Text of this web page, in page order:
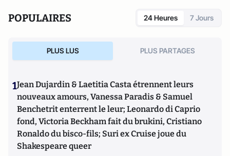
POPULAIRES 24 Heures 7 Jours
PLUS LUS PLUS PARTAGES
1Jean Dujardin & Laetitia Casta étrennent leurs
nouveaux amours, Vanessa Paradis & Samuel
Benchetrit enterrent le leur; Leonardo di Caprio
fond, Victoria Beckham fait du brukini, Cristiano
Ronaldo du bisco-fils; Suri ex Cruise joue du
Shakespeare queer